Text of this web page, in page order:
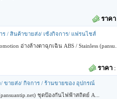
ราคา
ร / สินค้าขายส่ง/ เซ้งกิจการ/ แฟรนไชส์
อ่างล้างตาฉุกเฉิน ABS / Stainless (pansu...
ราคา :
/ ขายส่ง/ กิจการ / ร้านขายของ อุปกรณ์
ชุดป้องกันไฟฟ้าสถิตย์ A...